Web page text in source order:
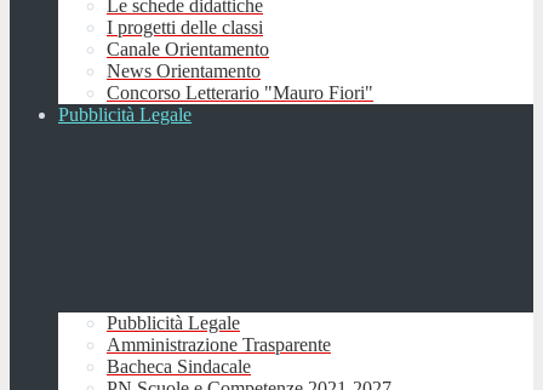
Le schede didattiche
I progetti delle classi
Canale Orientamento
News Orientamento
Concorso Letterario "Mauro Fiori"
Pubblicità Legale
Pubblicità Legale
Amministrazione Trasparente
Bacheca Sindacale